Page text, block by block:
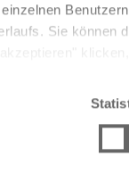
Sie können
und